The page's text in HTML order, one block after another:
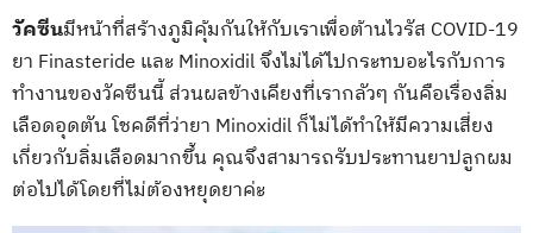
วัคซีนมีหน้าที่สร้างภูมิคุ้มกันให้กับเราเพื่อต้านไวรัส COVID-19
ยา Finasteride และ Minoxidil จึงไม่ได้ไปกระทบอะไรกับการ
ทำงานของวัคซีนนี้ ส่วนผลข้างเคียงที่เรากลัวๆ กันคือเรื่องลิ่ม
เลือดอุดตัน โชคดีที่ว่ายา Minoxidil ก็ไม่ได้ทำให้มีความเสี่ยง
เกี่ยวกับลิ่มเลือดมากขึ้น คุณจึงสามารถรับประทานยาปลูกผม
ต่อไปได้โดยที่ไม่ต้องหยุดยาค่ะ